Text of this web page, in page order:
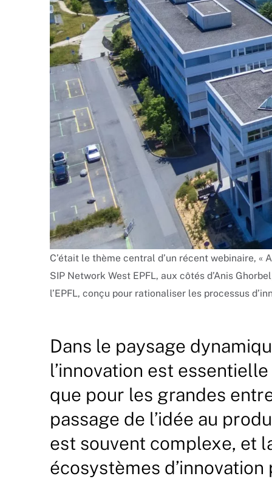
C’était le thème central d’un récent webinaire,
SIP Network West EPFL, aux côtés d’Anis
l’EPFL, conçu pour rationaliser les processus
Dans le paysage
l’innovation est
que pour les grandes
passage de l’idée au
est souvent complexe, et
écosystèmes